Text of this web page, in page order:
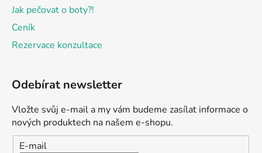
Jak pečovat o boty?!
Ceník
Rezervace konzultace
Odebírat newsletter
Vložte svůj e-mail a my vám budeme zasílat informace o
nových produktech na našem e-shopu.
E-mail